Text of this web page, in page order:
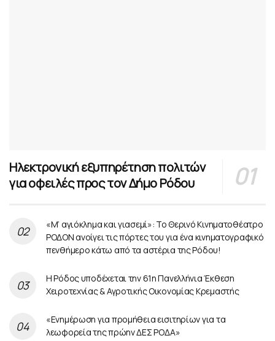
Ηλεκτρονική εξυπηρέτηση πολιτών
για οφειλές προς τον Δήμο Ρόδου
«Μ’ αγιόκλημα και γιασεμί»: Το Θερινό Κινηματοθέατρο
ΡΟΔΟΝ ανοίγει τις πόρτες του για ένα κινηματογραφικό
πενθήμερο κάτω από τα αστέρια της Ρόδου!
Η Ρόδος υποδέχεται την 61η Πανελλήνια Έκθεση
Χειροτεχνίας & Αγροτικής Οικονομίας Κρεμαστής
«Ενημέρωση για προμήθεια εισιτηρίων για τα
λεωφορεία της πρώην ΔΕΣ ΡΟΔΑ»